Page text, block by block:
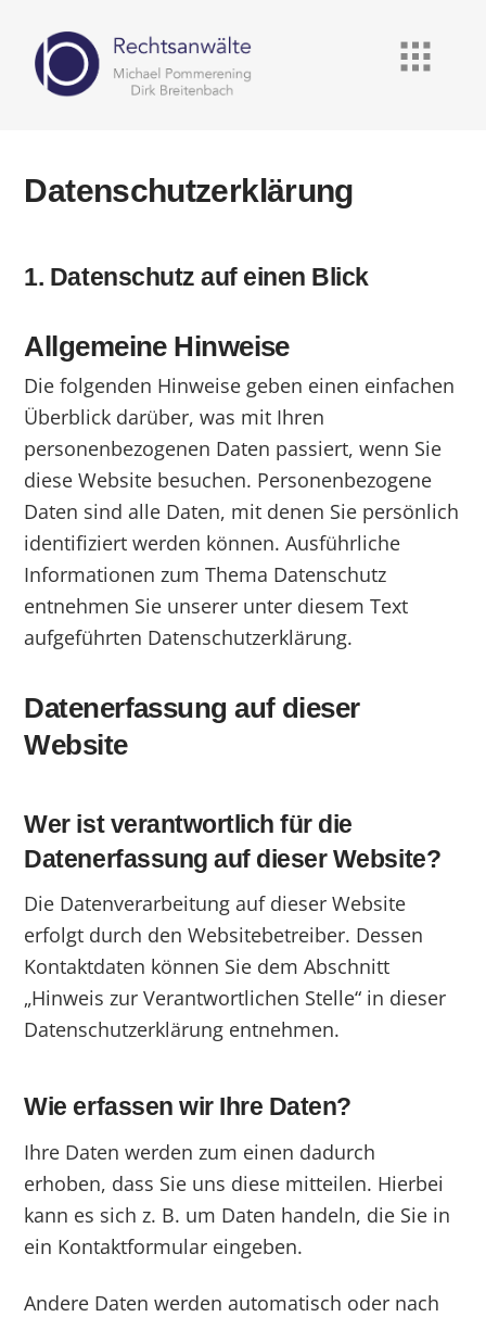
Datenschutzerklärung
1. Datenschutz auf einen Blick
Allgemeine Hinweise
Die folgenden Hinweise geben einen einfachen
Überblick darüber, was mit Ihren
personenbezogenen Daten passiert, wenn Sie
diese Website besuchen. Personenbezogene
Daten sind alle Daten, mit denen Sie persönlich
identifiziert werden können. Ausführliche
Informationen zum Thema Datenschutz
entnehmen Sie unserer unter diesem Text
aufgeführten Datenschutzerklärung.
Datenerfassung auf dieser
Website
Wer ist verantwortlich für die
Datenerfassung auf dieser Website?
Die Datenverarbeitung auf dieser Website
erfolgt durch den Websitebetreiber. Dessen
Kontaktdaten können Sie dem Abschnitt
„Hinweis zur Verantwortlichen Stelle“ in dieser
Datenschutzerklärung entnehmen.
Wie erfassen wir Ihre Daten?
Ihre Daten werden zum einen dadurch
erhoben, dass Sie uns diese mitteilen. Hierbei
kann es sich z. B. um Daten handeln, die Sie in
ein Kontaktformular eingeben.
Andere Daten werden automatisch oder nach